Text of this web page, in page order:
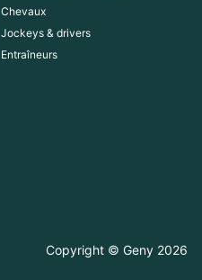
Chevaux
Jockeys & drivers
Entraîneurs
Copyright © Geny 2026